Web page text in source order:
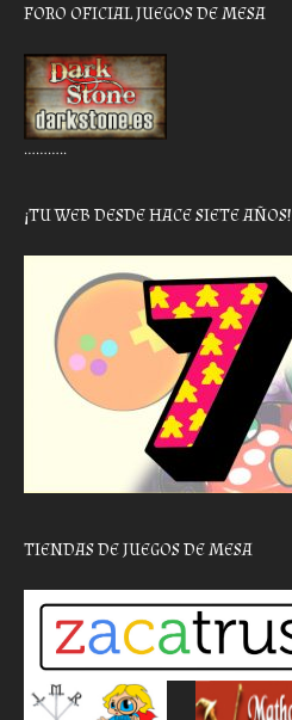
FORO OFICIAL JUEGOS DE MESA
………..
¡TU WEB DESDE HACE SIETE AÑOS!
TIENDAS DE JUEGOS DE MESA